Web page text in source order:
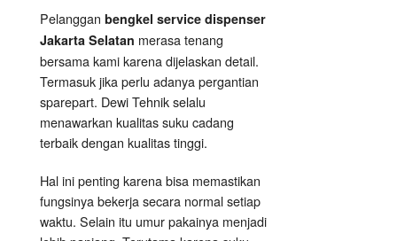
Pelanggan bengkel service dispenser
Jakarta Selatan merasa tenang
bersama kami karena dijelaskan detail.
Termasuk jika perlu adanya pergantian
sparepart. Dewi Tehnik selalu
menawarkan kualitas suku cadang
terbaik dengan kualitas tinggi.
Hal ini penting karena bisa memastikan
fungsinya bekerja secara normal setiap
waktu. Selain itu umur pakainya menjadi